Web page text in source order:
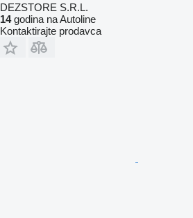
DEZSTORE S.R.L.
14godina na Autoline
Kontaktirajte prodavca